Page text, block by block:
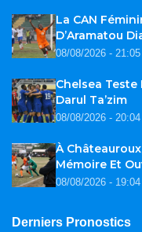
La CAN
D’Aramatou
08/08/2026 - 21:05
Chelsea
Darul Ta’zim
08/08/2026 - 20:04
À
Mémoire Et
08/08/2026 - 19:04
Derniers Pronostics